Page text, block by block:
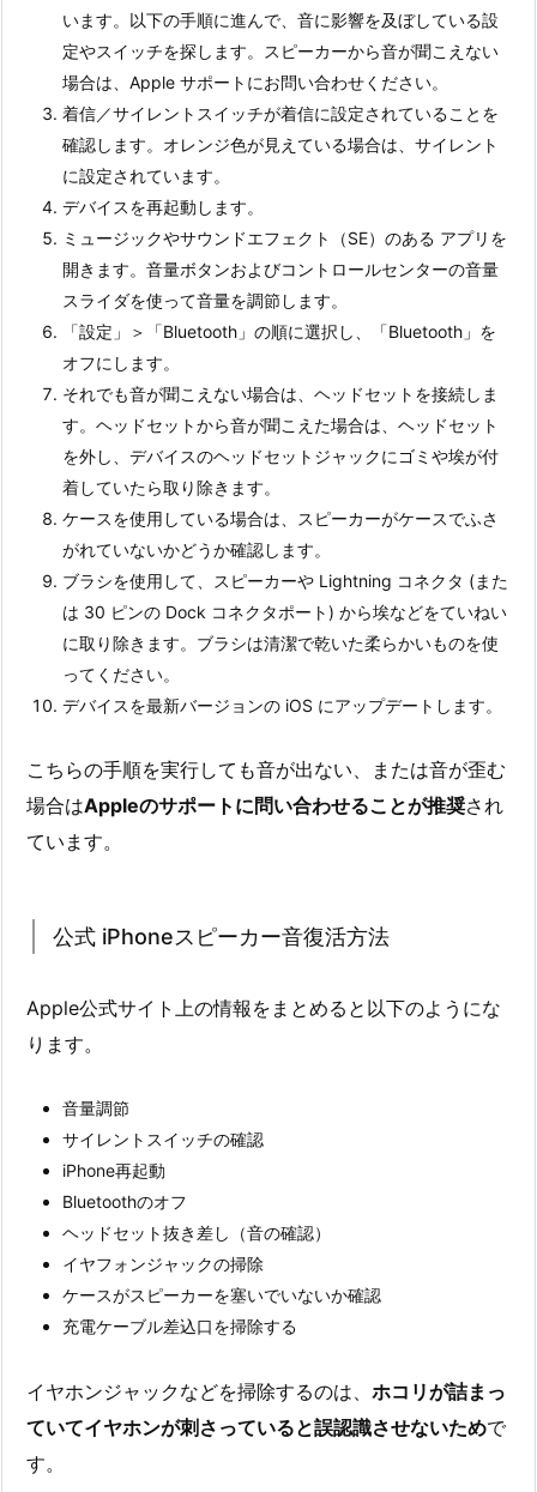
います。以下の手順に進んで、音に影響を及ぼしている設
定やスイッチを探します。スピーカーから音が聞こえない
場合は、Apple サポートにお問い合わせください。
着信／サイレントスイッチが着信に設定されていることを
確認します。オレンジ色が見えている場合は、サイレント
に設定されています。
デバイスを再起動します。
ミュージックやサウンドエフェクト（SE）のある アプリを
開きます。音量ボタンおよびコントロールセンターの音量
スライダを使って音量を調節します。
「設定」＞「Bluetooth」の順に選択し、「Bluetooth」を
オフにします。
それでも音が聞こえない場合は、ヘッドセットを接続しま
す。ヘッドセットから音が聞こえた場合は、ヘッドセット
を外し、デバイスのヘッドセットジャックにゴミや埃が付
着していたら取り除きます。
ケースを使用している場合は、スピーカーがケースでふさ
がれていないかどうか確認します。
ブラシを使用して、スピーカーや Lightning コネクタ (また
は 30 ピンの Dock コネクタポート) から埃などをていねい
に取り除きます。ブラシは清潔で乾いた柔らかいものを使
ってください。
デバイスを最新バージョンの iOS にアップデートします。
こちらの手順を実行しても音が出ない、または音が歪む
場合はAppleのサポートに問い合わせることが推奨され
ています。
公式 iPhoneスピーカー音復活方法
Apple公式サイト上の情報をまとめると以下のようにな
ります。
音量調節
サイレントスイッチの確認
iPhone再起動
Bluetoothのオフ
ヘッドセット抜き差し（音の確認）
イヤフォンジャックの掃除
ケースがスピーカーを塞いでいないか確認
充電ケーブル差込口を掃除する
イヤホンジャックなどを掃除するのは、 ホコリが詰まっ
ていてイヤホンが刺さっていると誤認識させないためで
す。